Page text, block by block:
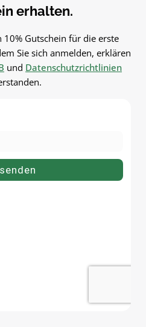
erhalten.
Gutschein für die erste
Sie sich anmelden, erklären
und Datenschutzrichtlinien